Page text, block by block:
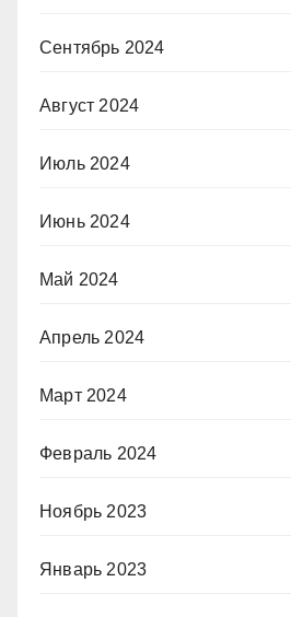
Сентябрь 2024
Август 2024
Июль 2024
Июнь 2024
Май 2024
Апрель 2024
Март 2024
Февраль 2024
Ноябрь 2023
Январь 2023